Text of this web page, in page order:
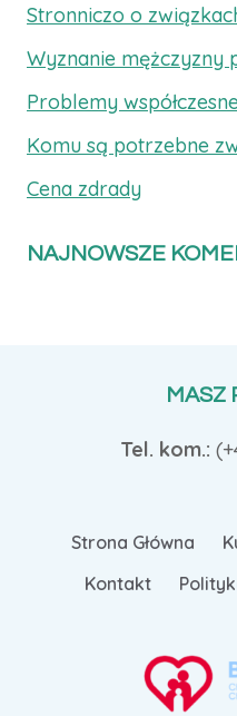
Stronniczo o
Wyznanie mężczyzny
Problemy
Komu są potrzebne
Cena zdrady
NAJNOWSZE
MASZ
Tel. kom.:
Strona Główna
Kontakt